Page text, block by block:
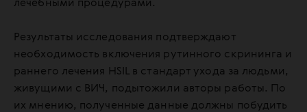
лечебными процедурами.
Результаты исследования подтверждают
необходимость включения рутинного скрининга и
раннего лечения HSIL в стандарт ухода за людьми,
живущими с ВИЧ, подытожили авторы работы. По
их мнению, полученные данные должны побудить